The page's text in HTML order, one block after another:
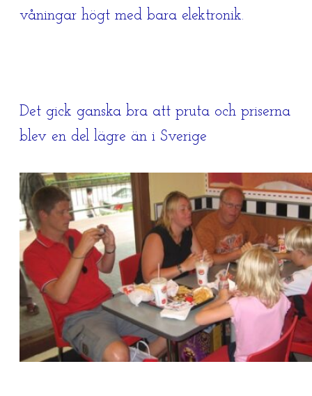
våningar högt med bara elektronik.
Det gick ganska bra att pruta och priserna
blev en del lägre än i Sverige